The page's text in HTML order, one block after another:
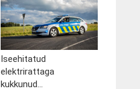
Iseehitatud
elektrirattaga
kukkunud...